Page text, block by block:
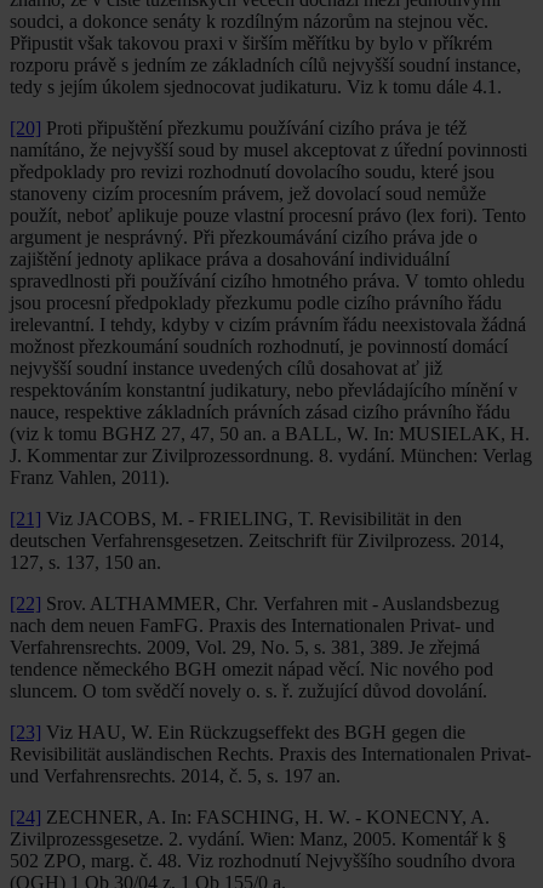
soudci, a dokonce senáty k rozdílným názorům na stejnou věc.
Připustit však takovou praxi v širším měřítku by bylo v příkrém
rozporu právě s jedním ze základních cílů nejvyšší soudní instance,
tedy s jejím úkolem sjednocovat judikaturu. Viz k tomu dále 4.1.
[20] Proti připuštění přezkumu používání cizího práva je též
namítáno, že nejvyšší soud by musel akceptovat z úřední povinnosti
předpoklady pro revizi rozhodnutí dovolacího soudu, které jsou
stanoveny cizím procesním právem, jež dovolací soud nemůže
použít, neboť aplikuje pouze vlastní procesní právo (lex fori). Tento
argument je nesprávný. Při přezkoumávání cizího práva jde o
zajištění jednoty aplikace práva a dosahování individuální
spravedlnosti při používání cizího hmotného práva. V tomto ohledu
jsou procesní předpoklady přezkumu podle cizího právního řádu
irelevantní. I tehdy, kdyby v cizím právním řádu neexistovala žádná
možnost přezkoumání soudních rozhodnutí, je povinností domácí
nejvyšší soudní instance uvedených cílů dosahovat ať již
respektováním konstantní judikatury, nebo převládajícího mínění v
nauce, respektive základních právních zásad cizího právního řádu
(viz k tomu BGHZ 27, 47, 50 an. a BALL, W. In: MUSIELAK, H.
J. Kommentar zur Zivilprozessordnung. 8. vydání. München: Verlag
Franz Vahlen, 2011).
[21] Viz JACOBS, M. - FRIELING, T. Revisibilität in den
deutschen Verfahrensgesetzen. Zeitschrift für Zivilprozess. 2014,
127, s. 137, 150 an.
[22] Srov. ALTHAMMER, Chr. Verfahren mit - Auslandsbezug
nach dem neuen FamFG. Praxis des Internationalen Privat- und
Verfahrensrechts. 2009, Vol. 29, No. 5, s. 381, 389. Je zřejmá
tendence německého BGH omezit nápad věcí. Nic nového pod
sluncem. O tom svědčí novely o. s. ř. zužující důvod dovolání.
[23] Viz HAU, W. Ein Rückzugseffekt des BGH gegen die
Revisibilität ausländischen Rechts. Praxis des Internationalen Privat-
und Verfahrensrechts. 2014, č. 5, s. 197 an.
[24] ZECHNER, A. In: FASCHING, H. W. - KONECNY, A.
Zivilprozessgesetze. 2. vydání. Wien: Manz, 2005. Komentář k §
502 ZPO, marg. č. 48. Viz rozhodnutí Nejvyššího soudního dvora
(OGH) 1 Ob 30/04 z, 1 Ob 155/0 a.